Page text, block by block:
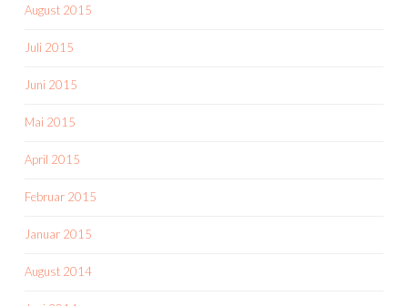
August 2015
Juli 2015
Juni 2015
Mai 2015
April 2015
Februar 2015
Januar 2015
August 2014